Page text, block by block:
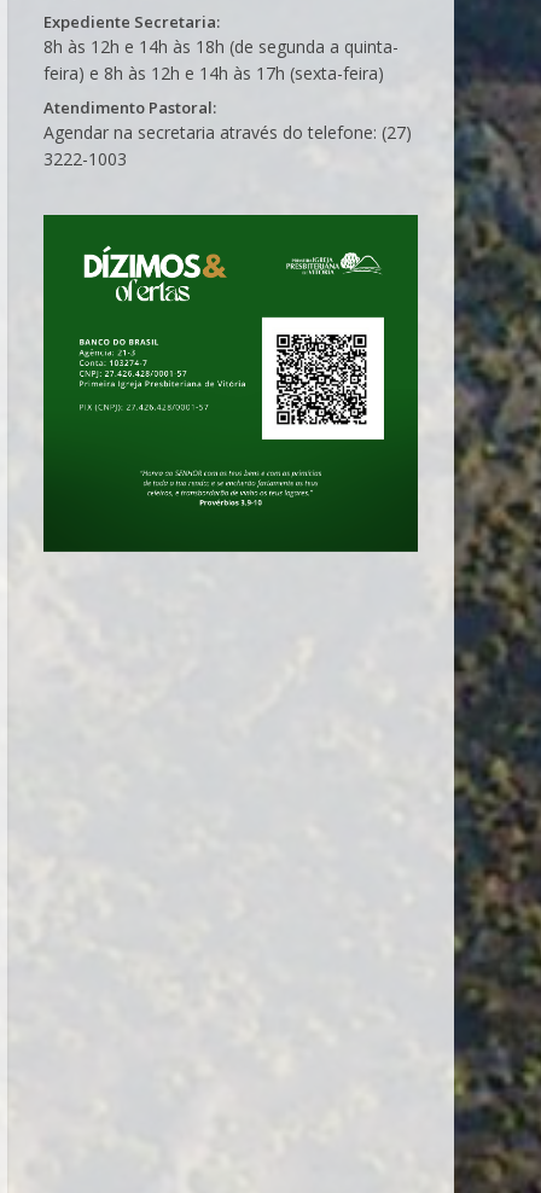
Expediente Secretaria:
8h às 12h e 14h às 18h (de segunda a quinta-
feira) e 8h às 12h e 14h às 17h (sexta-feira)
Atendimento Pastoral:
Agendar na secretaria através do telefone: (27)
3222-1003